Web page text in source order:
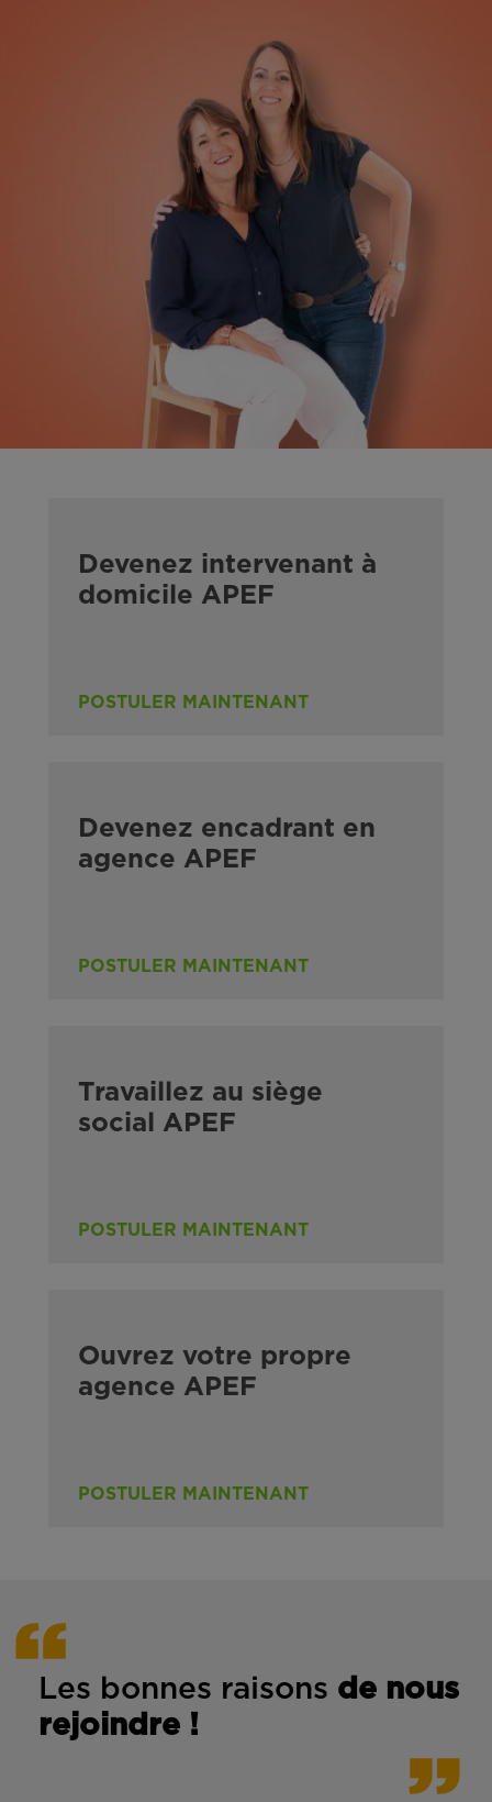
Devenez intervenant à
domicile APEF
POSTULER MAINTENANT
Devenez encadrant en
agence APEF
POSTULER MAINTENANT
Travaillez au siège
social APEF
POSTULER MAINTENANT
Ouvrez votre propre
agence APEF
POSTULER MAINTENANT
Les bonnes raisons de nous
rejoindre !